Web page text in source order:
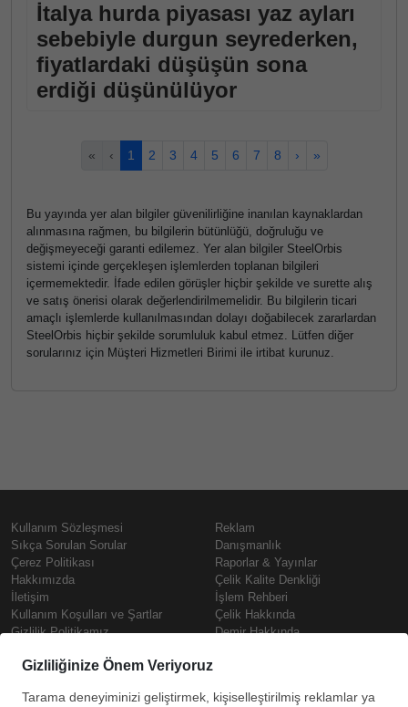
İtalya hurda piyasası yaz ayları
sebebiyle durgun seyrederken,
fiyatlardaki düşüşün sona
erdiği düşünülüyor
« ‹ 1 2 3 4 5 6 7 8 › »
Bu yayında yer alan bilgiler güvenilirliğine inanılan kaynaklardan
alınmasına rağmen, bu bilgilerin bütünlüğü, doğruluğu ve
değişmeyeceği garanti edilemez. Yer alan bilgiler SteelOrbis
sistemi içinde gerçekleşen işlemlerden toplanan bilgileri
içermemektedir. İfade edilen görüşler hiçbir şekilde ve surette alış
ve satış önerisi olarak değerlendirilmemelidir. Bu bilgilerin ticari
amaçlı işlemlerde kullanılmasından dolayı doğabilecek zararlardan
SteelOrbis hiçbir şekilde sorumluluk kabul etmez. Lütfen diğer
sorularınız için Müşteri Hizmetleri Birimi ile irtibat kurunuz.
Kullanım Sözleşmesi
Sıkça Sorulan Sorular
Çerez Politikası
Hakkımızda
İletişim
Kullanım Koşulları ve Şartlar
Gizlilik Politikamız
Prime
Reklam
Danışmanlık
Raporlar & Yayınlar
Çelik Kalite Denkliği
İşlem Rehberi
Çelik Hakkında
Demir Hakkında